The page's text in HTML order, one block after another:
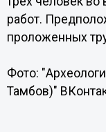
работ.
проложенных
Фото:
Тамбов)"